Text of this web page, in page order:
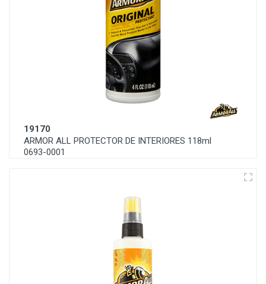
19170
ARMOR ALL PROTECTOR DE INTERIORES 118ml
0693-0001